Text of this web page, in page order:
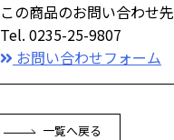
この商品のお問い合わせ先
Tel. 0235-25-9807
お問い合わせフォーム
一覧へ戻る